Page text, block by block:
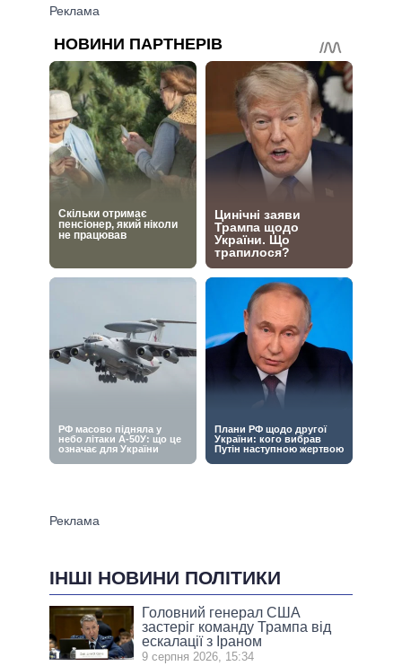
ІНШІ НОВИНИ ПОЛІТИКИ
Головний генерал США
застеріг команду Трампа від
ескалації з Іраном
9 серпня 2026, 15:34